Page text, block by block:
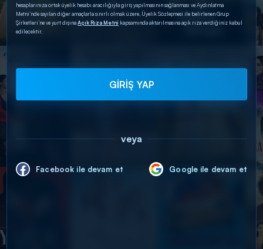
hesaplarınıza ortak üyelik hesabı aracılığıyla giriş yapılmasının sağlanması ve Aydınlatma
Metni’nde sayılan diğer amaçlarla sınırlı olmak üzere, Üyelik Sözleşmesi ile belirlenen Grup
Şirketleri’ne ve yurt dışınaAçık Rıza Metni kapsamında aktarılmasına açık rıza verdiğiniz kabul
edilecektir.
GİRİŞ YAP
veya
Facebook ile devam et Google ile devam et